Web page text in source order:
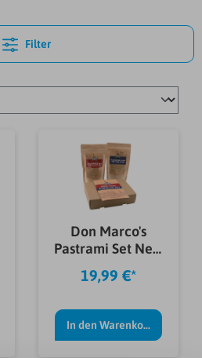
Filter
Don Marco's
Pastrami Set New
York Deli Style,
Gewürzmischung
19,99 €*
In den Warenkorb